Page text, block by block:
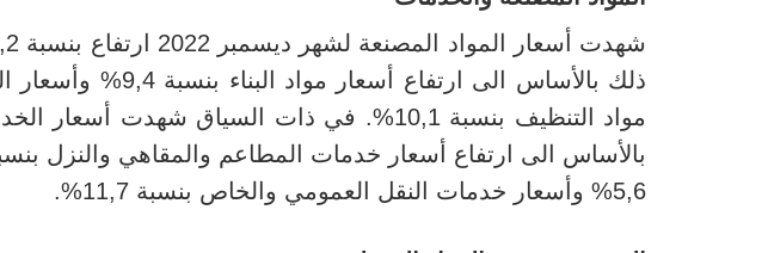
شهدت أسعار المواد المصنعة لشهر ديسمبر 2022 ارتفاع بنسبة
5,6% وأسعار خدمات النقل العمومي والخاص بنسبة 11,7%
.